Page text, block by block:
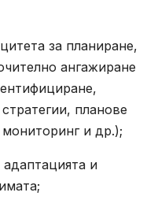
за планиране,
ангажиране
планове
и др.);
и